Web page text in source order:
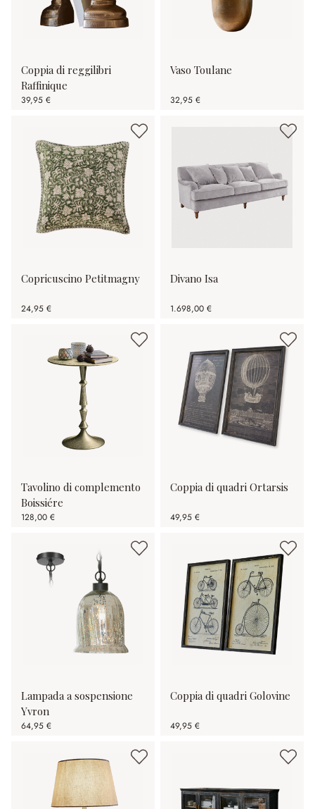
Coppia di reggilibri
Raffinique
39,95 €
Vaso Toulane
32,95 €
Copricuscino Petitmagny
24,95 €
Divano Isa
1.698,00 €
Tavolino di complemento
Boissiére
128,00 €
Coppia di quadri Ortarsis
49,95 €
Lampada a sospensione
Yvron
64,95 €
Coppia di quadri Golovine
49,95 €